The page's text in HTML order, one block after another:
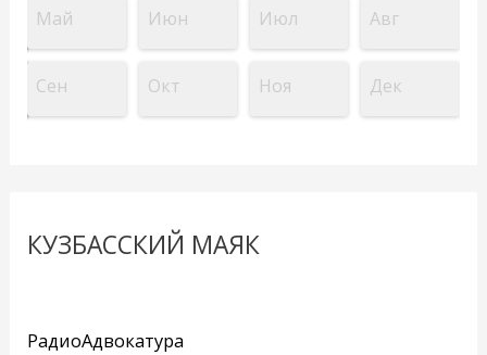
Май Июн Июл Авг
Сен Окт Ноя Дек
КУЗБАССКИЙ МАЯК
РадиоАдвокатура